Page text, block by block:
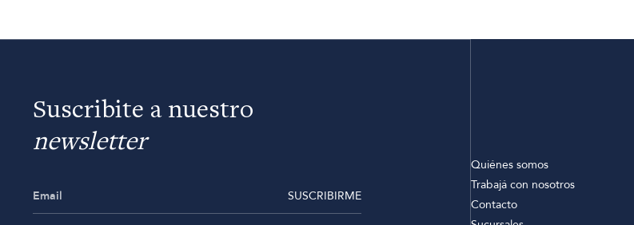
Suscribite a nuestro
newsletter
SUSCRIBIRME
Quiénes somos
Trabajá con nosotros
Contacto